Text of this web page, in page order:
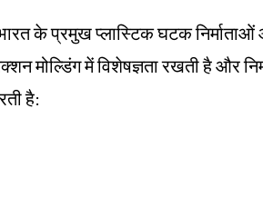
के प्रमुख प्लास्टिक घटक
मोल्डिंग में विशेषज्ञता रखती है और
है: